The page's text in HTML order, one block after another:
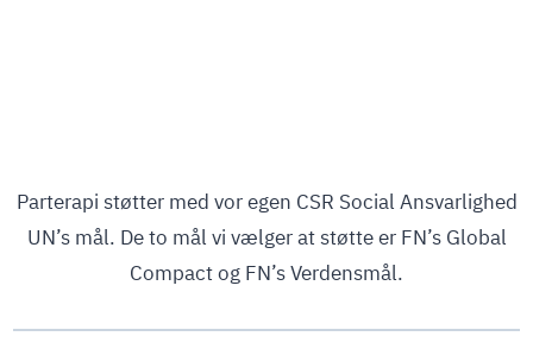
Parterapi støtter med vor egen CSR Social Ansvarlighed
UN’s mål. De to mål vi vælger at støtte er FN’s Global
Compact og FN’s Verdensmål.